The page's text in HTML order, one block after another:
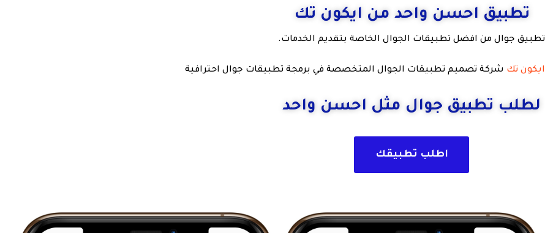
تطبيق احسن واحد من ايكون تك
تطبيق جوال من افضل تطبيقات الجوال الخاصة بتقديم الخدمات.
ايكون تك شركة تصميم تطبيقات الجوال المتخصصة في برمجة تطبيقات جوال احترافية
لطلب تطبيق جوال مثل احسن واحد
اطلب تطبيقك